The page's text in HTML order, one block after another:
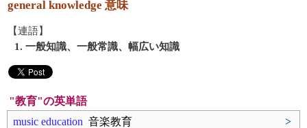
general knowledge 意味
【連語】
1. 一般知識、一般常識、幅広い知識
"教育"の英単語
music education 音楽教育
>